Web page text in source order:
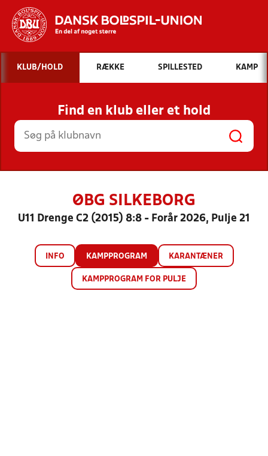
Hvad vil du søge efter?
INDHOLD OG NYHEDER
STILLINGER, RESULTATER, KLUBBER OG
HOLD
KLUB/HOLD RÆKKE SPILLESTED KAMP
Find en klub eller et hold
ØBG SILKEBORG
U11 Drenge C2 (2015) 8:8 - Forår 2026, Pulje 21
INFO KAMPPROGRAM KARANTÆNER
KAMPPROGRAM FOR PULJE